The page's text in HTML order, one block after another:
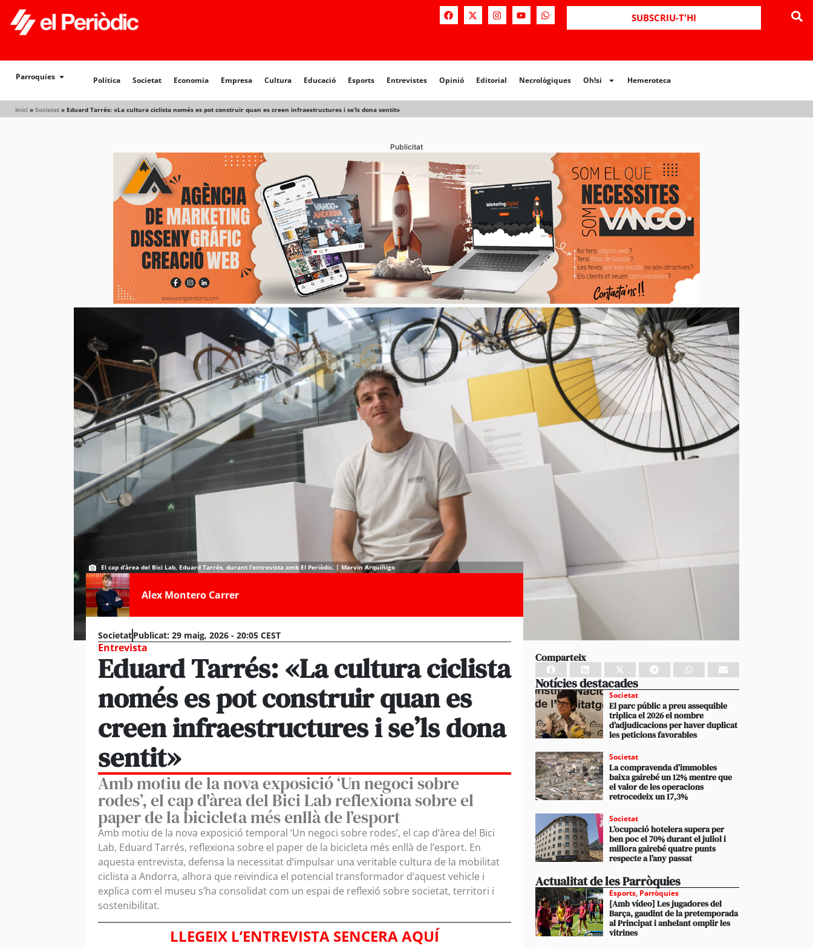
SUBSCRIU-T'HI
Parroquies Política Societat Economia Empresa Cultura Educació Esports Entrevistes Opinió Editorial Necrològiques Oh!si Hemeroteca
Inici » Societat » Eduard Tarrés: «La cultura ciclista només es pot construir quan es creen infraestructures i se’ls dona sentit»
Política Societat Opinió Editorial Necrològiques Hemeroteca
Publicitat
El cap d’àrea del Bici Lab, Eduard Tarrés, durant l’entrevista amb El Periòdic. | Marvin Arquíñigo
Alex Montero Carrer
SocietatPublicat: 29 maig, 2026 - 20:05 CEST
Entrevista
Eduard Tarrés: «La cultura ciclista
només es pot construir quan es
creen infraestructures i se’ls dona
sentit»
Amb motiu de la nova exposició ‘Un negoci sobre
rodes’, el cap d'àrea del Bici Lab reflexiona sobre el
paper de la bicicleta més enllà de l’esport
Amb motiu de la nova exposició temporal ‘Un negoci sobre rodes’, el cap d’àrea del Bici
Lab, Eduard Tarrés, reflexiona sobre el paper de la bicicleta més enllà de l’esport. En
aquesta entrevista, defensa la necessitat d’impulsar una veritable cultura de la mobilitat
ciclista a Andorra, alhora que reivindica el potencial transformador d’aquest vehicle i
explica com el museu s’ha consolidat com un espai de reflexió sobre societat, territori i
sostenibilitat.
LLEGEIX L’ENTREVISTA SENCERA AQUÍ
Comparteix
Notícies destacades
Societat
El parc públic a preu assequible
triplica el 2026 el nombre
d’adjudicacions per haver duplicat
les peticions favorables
Societat
La compravenda d’immobles
baixa gairebé un 12% mentre que
el valor de les operacions
retrocedeix un 17,3%
Societat
L’ocupació hotelera supera per
ben poc el 70% durant el juliol i
millora gairebé quatre punts
respecte a l’any passat
Actualitat de les Parròquies
Esports, Parròquies
[Amb vídeo] Les jugadores del
Barça, gaudint de la pretemporada
al Principat i anhelant omplir les
vitrines